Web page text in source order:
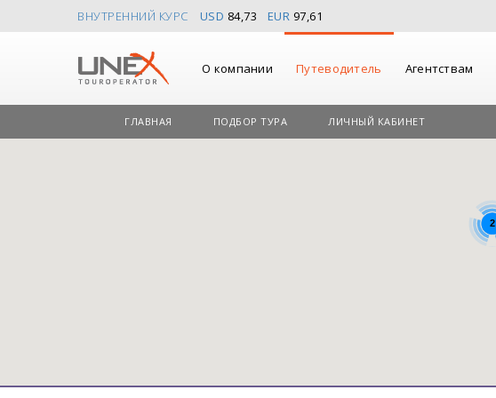
ВНУТРЕННИЙ КУРС USD 84,73 EUR 97,61
О компании Путеводитель Агентствам
ГЛАВНАЯ ПОДБОР ТУРА ЛИЧНЫЙ КАБИНЕТ
2